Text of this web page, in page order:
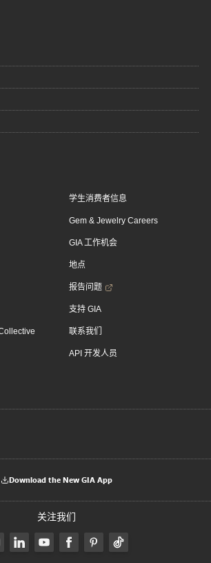
学生消费者信息
Gem & Jewelry Careers
GIA 工作机会
地点
报告问题
支持 GIA
联系我们
API 开发人员
Download the New GIA App
关注我们